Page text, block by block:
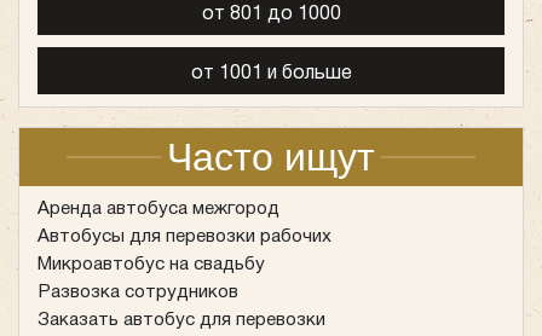
от 801 до 1000
от 1001 и больше
Часто ищут
Аренда автобуса межгород
Автобусы для перевозки рабочих
Микроавтобус на свадьбу
Развозка сотрудников
Заказать автобус для перевозки
Количество мест:53
Класс:туристический
Цена от:2700 руб/час
King Long XMQ6129